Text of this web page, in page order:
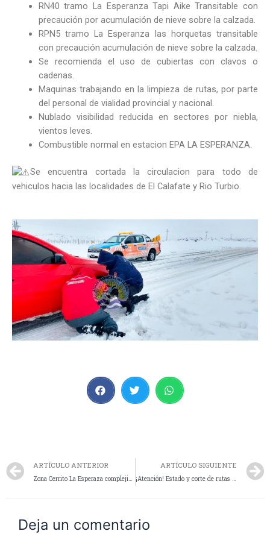
RN40 tramo La Esperanza Tapi Aike Transitable con
precaución por acumulación de nieve sobre la calzada.
RPN5 tramo La Esperanza las horquetas transitable
con precaución acumulación de nieve sobre la calzada.
Se recomienda el uso de cubiertas con clavos o
cadenas.
Maquinas trabajando en la limpieza de rutas, por parte
del personal de vialidad provincial y nacional.
Nublado visibilidad reducida en sectores por niebla,
vientos leves.
Combustible normal en estacion EPA LA ESPERANZA.
Se encuentra cortada la circulacion para todo de
vehiculos hacia las localidades de El Calafate y Rio Turbio.
ARTÍCULO ANTERIOR
Zona Cerrito La Esperaza complejidad de transitabilidad por nieve
ARTÍCULO SIGUIENTE
¡Atención! Estado y corte de rutas (Domingo 23 de Julio)
Deja un comentario